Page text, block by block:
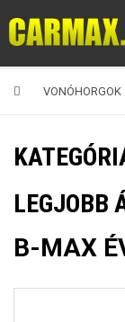
VONÓHORGOK
LEGJOBB
B-MAX